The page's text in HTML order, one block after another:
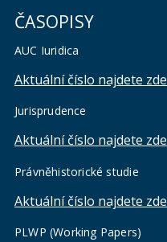
ČASOPISY
AUC Iuridica
Aktuální číslo najdete zde
Jurisprudence
Aktuální číslo najdete zde
Právněhistorické studie
Aktuální číslo najdete zde
PLWP (Working Papers)